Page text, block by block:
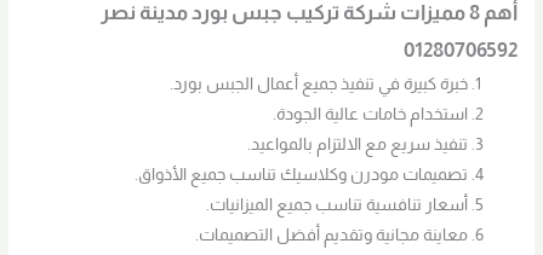
أهم 8 مميزات شركة تركيب جبس بورد مدينة نصر
01280706592
خبرة كبيرة في تنفيذ جميع أعمال الجبس بورد.
استخدام خامات عالية الجودة.
تنفيذ سريع مع الالتزام بالمواعيد.
تصميمات مودرن وكلاسيك تناسب جميع الأذواق.
أسعار تنافسية تناسب جميع الميزانيات.
معاينة مجانية وتقديم أفضل التصميمات.